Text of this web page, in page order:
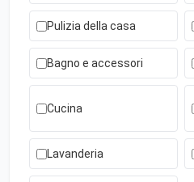
Pulizia della casa
Bagno e accessori
Cucina
Lavanderia